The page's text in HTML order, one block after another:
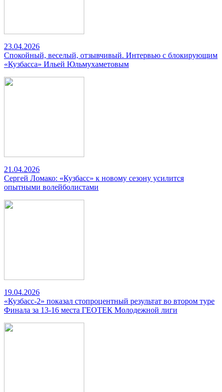
23.04.2026
Спокойный, веселый, отзывчивый. Интервью с блокирующим
«Кузбасса» Ильей Юльмухаметовым
21.04.2026
Сергей Ломако: «Кузбасс» к новому сезону усилится
опытными волейболистами
19.04.2026
«Кузбасс-2» показал стопроцентный результат во втором туре
Финала за 13-16 места ГЕОТЕК Молодежной лиги